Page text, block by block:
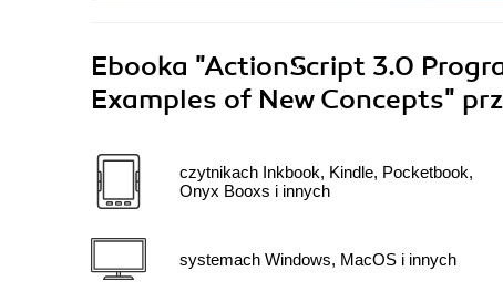
Ebooka "ActionScript 3.0
Examples of New Concepts"
czytnikach Inkbook, Kindle, Pocketbook,
Onyx Booxs i innych
systemach Windows, MacOS i innych